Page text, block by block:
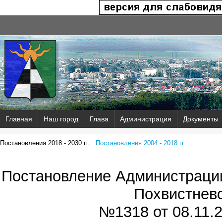
Главная Наш город Глава Администрация Документы
Постановления 2018 - 2030 гг. Постановления 2004 - 2018 гг.
Постановление
№1318 от